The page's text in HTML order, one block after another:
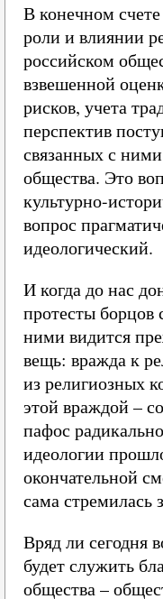
В конечном
роли и влиянии
российском
взвешенной
рисков, учета
перспектив
связанных с
общества. Это
культурно-
вопрос
идеологический.
И когда до нас
протесты борцов
ними видится
вещь: вражда к
из религиозных
этой враждой –
пафос
идеологии
окончательной
сама стремилась
Вряд ли сегодня
будет служить
общества –